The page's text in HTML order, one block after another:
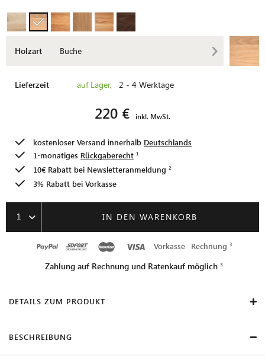
Holzart Buche
Lieferzeit auf Lager, 2 - 4 Werktage
220 € inkl. MwSt.
kostenloser Versand innerhalb Deutschlands
1-monatiges Rückgaberecht
10€ Rabatt bei Newsletteranmeldung
3% Rabatt bei Vorkasse
1 IN DEN WARENKORB
Vorkasse Rechnung
Zahlung auf Rechnung und Ratenkauf möglich
DETAILS ZUM PRODUKT
BESCHREIBUNG